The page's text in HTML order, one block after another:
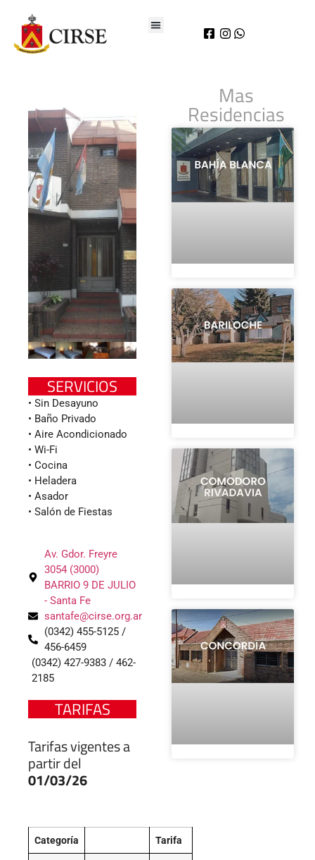
SERVICIOS
• Sin Desayuno
• Baño Privado
• Aire Acondicionado
• Wi-Fi
• Cocina
• Heladera
• Asador
• Salón de Fiestas
Av. Gdor. Freyre
3054 (3000)
BARRIO 9 DE JULIO
- Santa Fe
santafe@cirse.org.ar
(0342) 455-5125 /
456-6459
(0342) 427-9383 / 462-
2185
TARIFAS
Tarifas vigentes a
partir del
01/03/26
Categoría Tarifa
Mas
Residencias